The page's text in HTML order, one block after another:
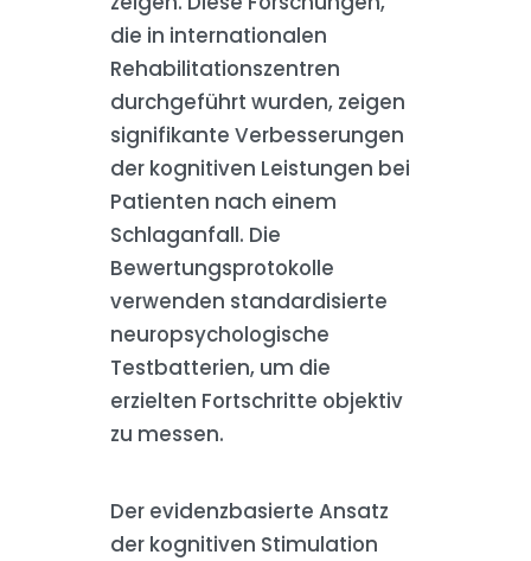
die in internationalen
Rehabilitationszentren
durchgeführt wurden, zeigen
signifikante Verbesserungen
der kognitiven Leistungen bei
Patienten nach einem
Schlaganfall. Die
Bewertungsprotokolle
verwenden standardisierte
neuropsychologische
Testbatterien, um die
erzielten Fortschritte objektiv
zu messen.
Der evidenzbasierte Ansatz
der kognitiven Stimulation